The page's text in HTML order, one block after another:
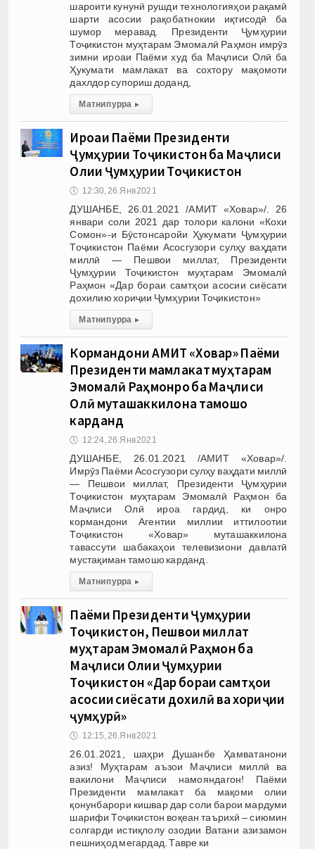
шароити кунунӣ рушди технологияҳои рақамӣ
шарти асосии рақобатнокии иқтисодӣ ба
шумор меравад. Президенти Ҷумҳурии
Тоҷикистон муҳтарам Эмомалӣ Раҳмон имрӯз
зимни ироаи Паёми худ ба Маҷлиси Олӣ ба
Ҳукумати мамлакат ва сохтору мақомоти
дахлдор супориш доданд,
Матни пурра ▸
Ироаи Паёми Президенти
Ҷумҳурии Тоҷикистон ба Маҷлиси
Олии Ҷумҳурии Тоҷикистон
🕔 12:30, 26.Янв 2021
ДУШАНБЕ, 26.01.2021 /АМИТ «Ховар»/. 26
январи соли 2021 дар толори калони «Кохи
Сомон»-и Бӯстонсаройи Ҳукумати Ҷумҳурии
Тоҷикистон Паёми Асосгузори сулҳу ваҳдати
миллӣ — Пешвои миллат, Президенти
Ҷумҳурии Тоҷикистон муҳтарам Эмомалӣ
Раҳмон «Дар бораи самтҳои асосии сиёсати
дохилию хориҷии Ҷумҳурии Тоҷикистон»
Матни пурра ▸
Кормандони АМИТ «Ховар» Паёми
Президенти мамлакат муҳтарам
Эмомалӣ Раҳмонро ба Маҷлиси
Олӣ муташаккилона тамошо
карданд
🕔 12:24, 26.Янв 2021
ДУШАНБЕ, 26.01.2021 /АМИТ «Ховар»/.
Имрӯз Паёми Асосгузори сулҳу ваҳдати миллӣ
— Пешвои миллат, Президенти Ҷумҳурии
Тоҷикистон муҳтарам Эмомалӣ Раҳмон ба
Маҷлиси Олӣ ироа гардид, ки онро
кормандони Агентии миллии иттилоотии
Тоҷикистон «Ховар» муташаккилона
тавассути шабакаҳои телевизиони давлатӣ
мустақиман тамошо карданд.
Матни пурра ▸
Паёми Президенти Ҷумҳурии
Тоҷикистон, Пешвои миллат
муҳтарам Эмомалӣ Раҳмон ба
Маҷлиси Олии Ҷумҳурии
Тоҷикистон «Дар бораи самтҳои
асосии сиёсати дохилӣ ва хориҷии
ҷумҳурӣ»
🕔 12:15, 26.Янв 2021
26.01.2021, шаҳри Душанбе Ҳамватанони
азиз! Муҳтарам аъзои Маҷлиси миллӣ ва
вакилони Маҷлиси намояндагон! Паёми
Президенти мамлакат ба мақоми олии
қонунбарори кишвар дар соли барои мардуми
шарифи Тоҷикистон воқеан таърихӣ – сиюмин
солгарди истиқлолу озодии Ватани азизамон
пешниҳод мегардад. Тавре ки